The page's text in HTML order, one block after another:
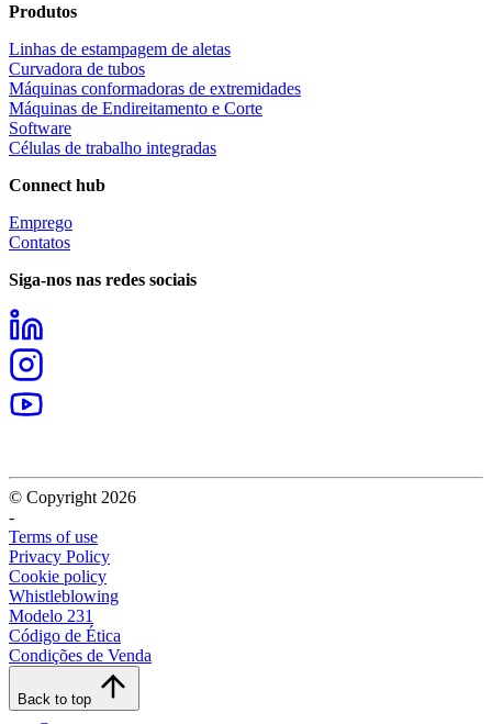
Produtos
Linhas de estampagem de aletas
Curvadora de tubos
Máquinas conformadoras de extremidades
Máquinas de Endireitamento e Corte
Software
Células de trabalho integradas
Connect hub
Emprego
Contatos
Siga-nos nas redes sociais
© Copyright 2026
-
Terms of use
Privacy Policy
Cookie policy
Whistleblowing
Modelo 231
Código de Ética
Condições de Venda
Back to top